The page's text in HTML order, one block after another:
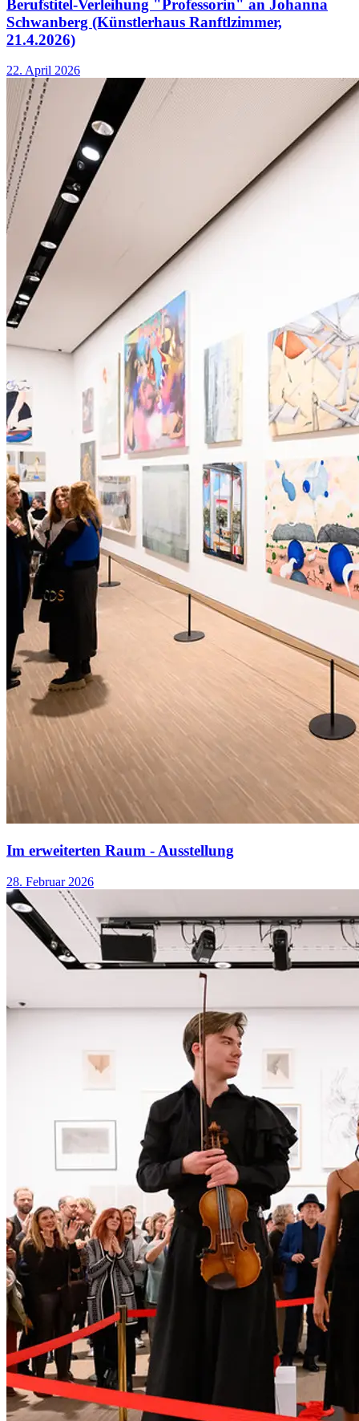
Berufstitel-Verleihung "Professorin" an Johanna
Schwanberg (Künstlerhaus Ranftlzimmer,
21.4.2026)
22. April 2026
Im erweiterten Raum - Ausstellung
28. Februar 2026